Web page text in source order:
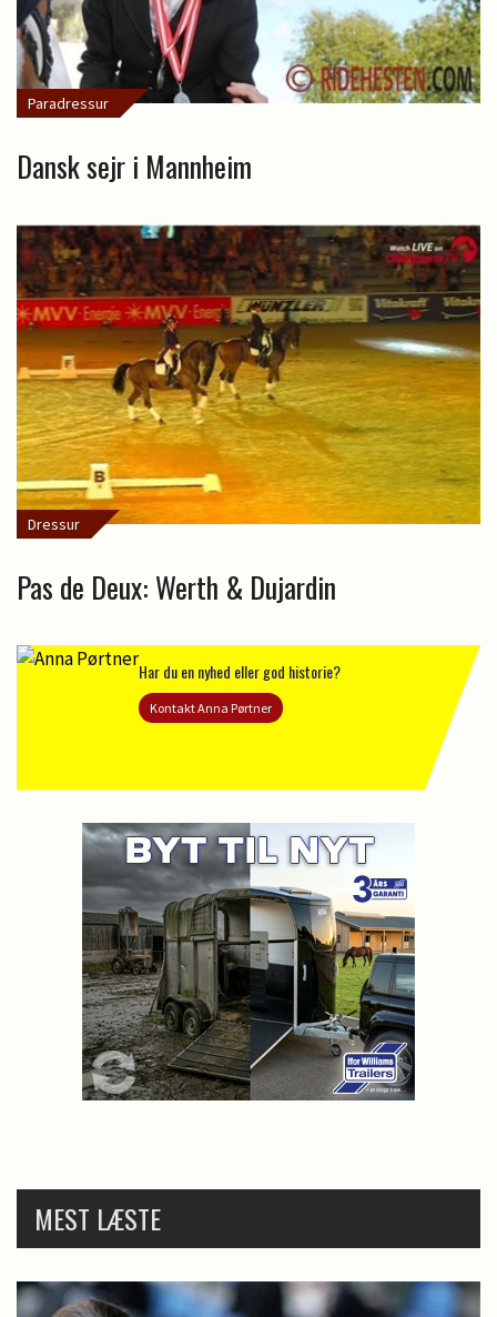
Paradressur
Dansk sejr i Mannheim
Dressur
Pas de Deux: Werth & Dujardin
Har du en nyhed eller god historie?
Kontakt Anna Pørtner
MEST LÆSTE